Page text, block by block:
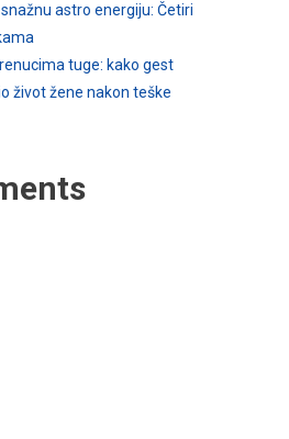
astro energiju: Četiri
tuge: kako gest
život žene nakon teške